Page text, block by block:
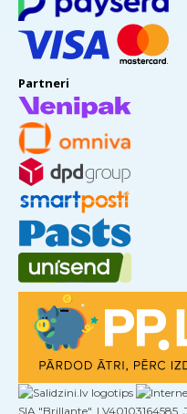
Partneri
SIA "Brillante", LV40103164585,